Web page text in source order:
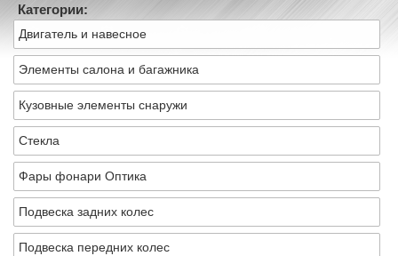
Категории:
Двигатель и навесное
Элементы салона и багажника
Кузовные элементы снаружи
Стекла
Фары фонари Оптика
Подвеска задних колес
Подвеска передних колес